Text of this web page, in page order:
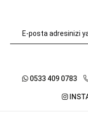
0533 409 0783